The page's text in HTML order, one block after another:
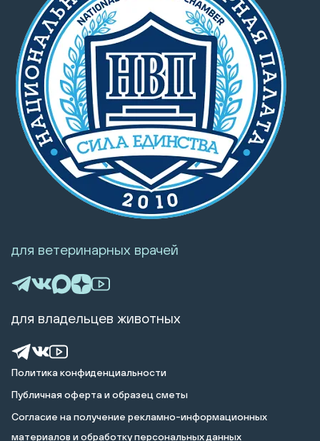
Политика конфиденциальности
Публичная оферта и образец сметы
Cогласие на получение рекламно-информационных
материалов и обработку персональных данных
для ветеринарных врачей
для владельцев животных